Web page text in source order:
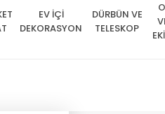
EV İÇİ
DEKORASYON
DÜRBÜN VE
TELESKOP